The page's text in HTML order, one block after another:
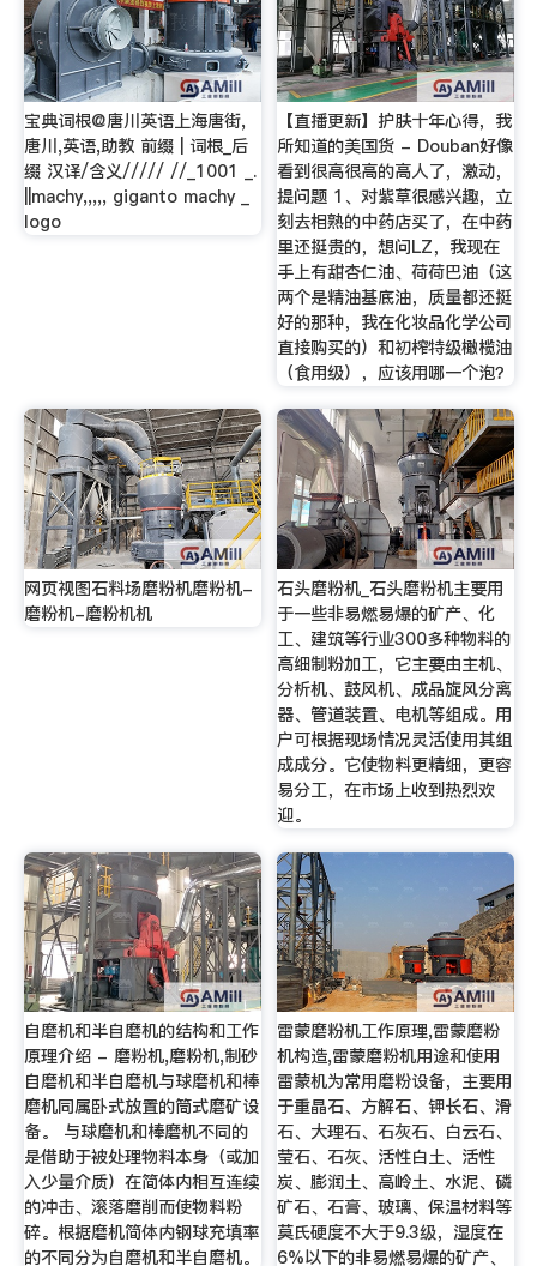
宝典词根@唐川英语上海唐街,
唐川,英语,助教 前缀 | 词根_后
缀 汉译/含义///// //_1001 _.
||machy,,,,, giganto machy _
logo
【直播更新】护肤十年心得，我
所知道的美国货 - Douban好像
看到很高很高的高人了，激动，
提问题 1、对紫草很感兴趣，立
刻去相熟的中药店买了，在中药
里还挺贵的，想问LZ，我现在
手上有甜杏仁油、荷荷巴油（这
两个是精油基底油，质量都还挺
好的那种，我在化妆品化学公司
直接购买的）和初榨特级橄榄油
（食用级），应该用哪一个泡？
网页视图石料场磨粉机磨粉机-
磨粉机-磨粉机机
石头磨粉机_石头磨粉机主要用
于一些非易燃易爆的矿产、化
工、建筑等行业300多种物料的
高细制粉加工，它主要由主机、
分析机、鼓风机、成品旋风分离
器、管道装置、电机等组成。用
户可根据现场情况灵活使用其组
成成分。它使物料更精细，更容
易分工，在市场上收到热烈欢
迎。
自磨机和半自磨机的结构和工作
原理介绍 - 磨粉机,磨粉机,制砂
自磨机和半自磨机与球磨机和棒
磨机同属卧式放置的筒式磨矿设
备。 与球磨机和棒磨机不同的
是借助于被处理物料本身（或加
入少量介质）在简体内相互连续
的冲击、滚落磨削而使物料粉
碎。根据磨机简体内钢球充填率
的不同分为自磨机和半自磨机。
雷蒙磨粉机工作原理,雷蒙磨粉
机构造,雷蒙磨粉机用途和使用
雷蒙机为常用磨粉设备，主要用
于重晶石、方解石、钾长石、滑
石、大理石、石灰石、白云石、
莹石、石灰、活性白土、活性
炭、膨润土、高岭土、水泥、磷
矿石、石膏、玻璃、保温材料等
莫氏硬度不大于9.3级，湿度在
6%以下的非易燃易爆的矿产、